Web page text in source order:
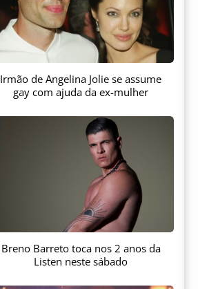
Irmão de Angelina Jolie se assume
gay com ajuda da ex-mulher
Breno Barreto toca nos 2 anos da
Listen neste sábado